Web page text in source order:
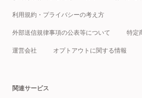
利用規約・プライバシーの考え方
外部送信規律事項の公表等について 特定
運営会社 オプトアウトに関する情報
関連サービス